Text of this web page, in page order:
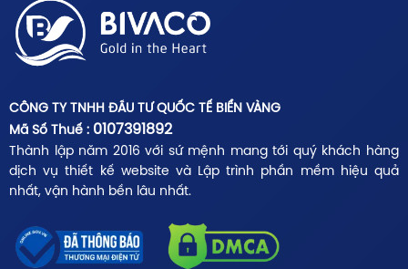
CÔNG TY TNHH ĐẦU TƯ QUỐC TẾ BIỂN VÀNG
Mã Số Thuế : 0107391892
Thành lập năm 2016 với sứ mệnh mang tới quý khách hàng
dịch vụ thiết kế website và Lập trình phần mềm hiệu quả
nhất, vận hành bền lâu nhất.